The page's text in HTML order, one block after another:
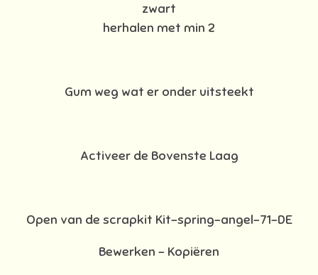
zwart
herhalen met min 2
Gum weg wat er onder uitsteekt
Activeer de Bovenste Laag
Open van de scrapkit Kit-spring-angel-71-DE
Bewerken – Kopiëren